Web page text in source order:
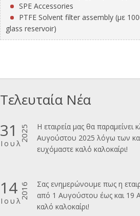
SPE Accessories
PTFE Solvent filter assembly (με
glass reservoir)
Τελευταία Νέα
31
Ιουλ
2025
Η εταιρεία μας θα παραμείνει
Αυγούστου 2025 λόγω των
ευχόμαστε καλ΄΄ο καλοκαίρι!
14
Ιουλ
2016
Σας ενημερώνουμε πως η
από 1 Αυγούστου έως και 19
καλό καλοκαίρι!